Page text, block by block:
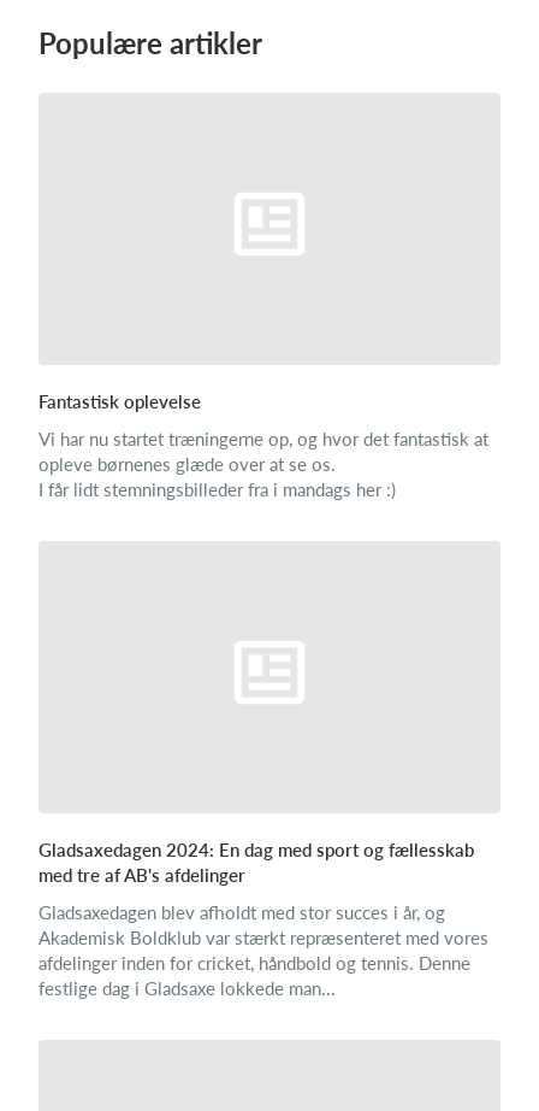
Populære artikler
Fantastisk oplevelse
Vi har nu startet træningerne op, og hvor det fantastisk at
opleve børnenes glæde over at se os.
I får lidt stemningsbilleder fra i mandags her :)
Gladsaxedagen 2024: En dag med sport og fællesskab
med tre af AB's afdelinger
Gladsaxedagen blev afholdt med stor succes i år, og
Akademisk Boldklub var stærkt repræsenteret med vores
afdelinger inden for cricket, håndbold og tennis. Denne
festlige dag i Gladsaxe lokkede man...